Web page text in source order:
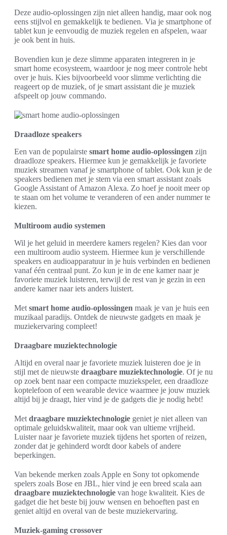
Deze audio-oplossingen zijn niet alleen handig, maar ook nog
eens stijlvol en gemakkelijk te bedienen. Via je smartphone of
tablet kun je eenvoudig de muziek regelen en afspelen, waar
je ook bent in huis.
Bovendien kun je deze slimme apparaten integreren in je
smart home ecosysteem, waardoor je nog meer controle hebt
over je huis. Kies bijvoorbeeld voor slimme verlichting die
reageert op de muziek, of je smart assistant die je muziek
afspeelt op jouw commando.
Draadloze speakers
Een van de populairste smart home audio-oplossingen zijn
draadloze speakers. Hiermee kun je gemakkelijk je favoriete
muziek streamen vanaf je smartphone of tablet. Ook kun je de
speakers bedienen met je stem via een smart assistant zoals
Google Assistant of Amazon Alexa. Zo hoef je nooit meer op
te staan om het volume te veranderen of een ander nummer te
kiezen.
Multiroom audio systemen
Wil je het geluid in meerdere kamers regelen? Kies dan voor
een multiroom audio systeem. Hiermee kun je verschillende
speakers en audioapparatuur in je huis verbinden en bedienen
vanaf één centraal punt. Zo kun je in de ene kamer naar je
favoriete muziek luisteren, terwijl de rest van je gezin in een
andere kamer naar iets anders luistert.
Met smart home audio-oplossingen maak je van je huis een
muzikaal paradijs. Ontdek de nieuwste gadgets en maak je
muziekervaring compleet!
Draagbare muziektechnologie
Altijd en overal naar je favoriete muziek luisteren doe je in
stijl met de nieuwste draagbare muziektechnologie. Of je nu
op zoek bent naar een compacte muziekspeler, een draadloze
koptelefoon of een wearable device waarmee je jouw muziek
altijd bij je draagt, hier vind je de gadgets die je nodig hebt!
Met draagbare muziektechnologie geniet je niet alleen van
optimale geluidskwaliteit, maar ook van ultieme vrijheid.
Luister naar je favoriete muziek tijdens het sporten of reizen,
zonder dat je gehinderd wordt door kabels of andere
beperkingen.
Van bekende merken zoals Apple en Sony tot opkomende
spelers zoals Bose en JBL, hier vind je een breed scala aan
draagbare muziektechnologie van hoge kwaliteit. Kies de
gadget die het beste bij jouw wensen en behoeften past en
geniet altijd en overal van de beste muziekervaring.
Muziek-gaming crossover